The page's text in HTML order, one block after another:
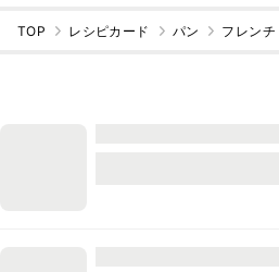
TOP レシピカード パン